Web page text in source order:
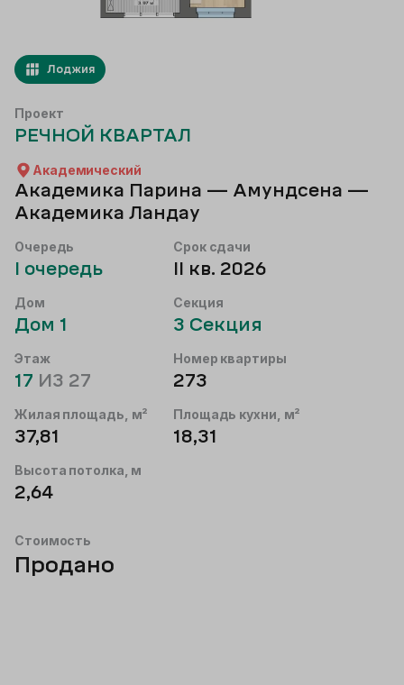
Лоджия
Проект
РЕЧНОЙ КВАРТАЛ
Академический
Академика Парина — Амундсена —
Академика Ландау
Очередь
I очередь
Срок сдачи
II кв. 2026
Дом
Дом 1
Секция
3 Секция
Этаж
17 ИЗ 27
Номер квартиры
273
Жилая площадь, м²
37,81
Площадь кухни, м²
18,31
Высота потолка, м
2,64
Стоимость
Продано